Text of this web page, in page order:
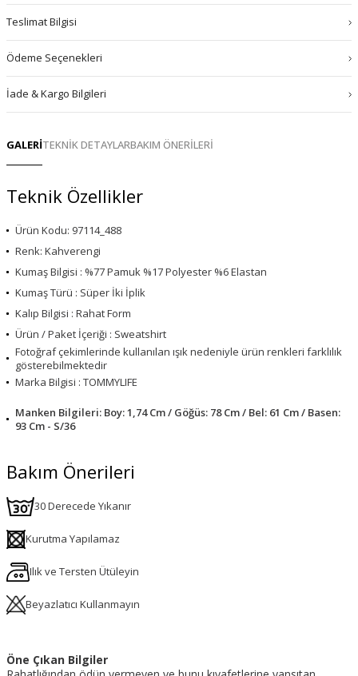
GALERİTEKNİK DETAYLARBAKIM ÖNERİLERİ
Teknik Özellikler
Ürün Kodu: 97114_488
Renk: Kahverengi
Kumaş Bilgisi : %77 Pamuk %17 Polyester %6 Elastan
Kumaş Türü : Süper İki İplik
Kalıp Bilgisi : Rahat Form
Ürün / Paket İçeriği : Sweatshirt
Fotoğraf çekimlerinde kullanılan ışık nedeniyle ürün renkleri farklılık
gösterebilmektedir
Marka Bilgisi : TOMMYLIFE
Manken Bilgileri: Boy: 1,74 Cm / Göğüs: 78 Cm / Bel: 61 Cm / Basen:
93 Cm - S/36
Bakım Önerileri
30 Derecede Yıkanır
Kurutma Yapılamaz
Ilık ve Tersten Ütüleyin
Beyazlatıcı Kullanmayın
Öne Çıkan Bilgiler
Teslimat Bilgisi
Ödeme Seçenekleri
İade & Kargo Bilgileri